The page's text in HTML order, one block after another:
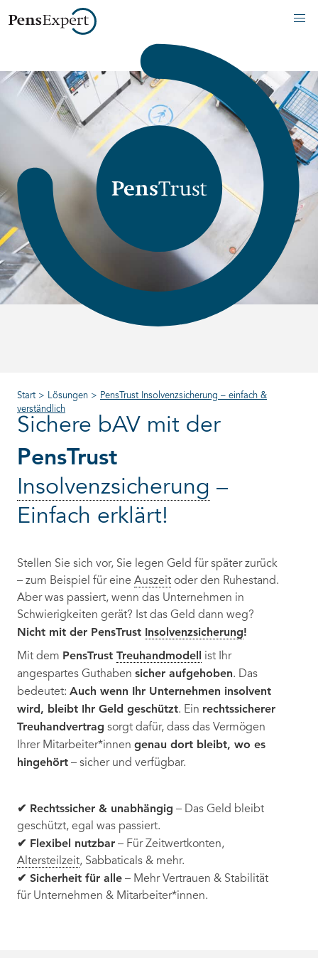
Start> Lösungen > PensTrust Insolvenzsicherung – einfach &
verständlich
Sichere bAV mit der
PensTrust
Insolvenzsicherung –
Einfach erklärt!
Stellen Sie sich vor, Sie legen Geld für später zurück
– zum Beispiel für eine Auszeit oder den Ruhestand.
Aber was passiert, wenn das Unternehmen in
Schwierigkeiten gerät? Ist das Geld dann weg?
Nicht mit der PensTrust Insolvenzsicherung!
Mit dem PensTrust Treuhandmodell ist Ihr
angespartes Guthaben sicher aufgehoben. Das
bedeutet: Auch wenn Ihr Unternehmen insolvent
wird, bleibt Ihr Geld geschützt. Ein rechtssicherer
Treuhandvertrag sorgt dafür, dass das Vermögen
Ihrer Mitarbeiter*innen genau dort bleibt, wo es
hingehört – sicher und verfügbar.
✔ Rechtssicher & unabhängig – Das Geld bleibt
geschützt, egal was passiert.
✔ Flexibel nutzbar – Für Zeitwertkonten,
Altersteilzeit, Sabbaticals & mehr.
✔ Sicherheit für alle – Mehr Vertrauen & Stabilität
für Unternehmen & Mitarbeiter*innen.